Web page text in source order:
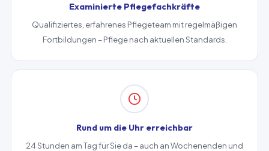
Examinierte Pflegefachkräfte
Qualifiziertes, erfahrenes Pflegeteam mit regelmäßigen
Fortbildungen – Pflege nach aktuellen Standards.
Rund um die Uhr erreichbar
24 Stunden am Tag für Sie da – auch an Wochenenden und